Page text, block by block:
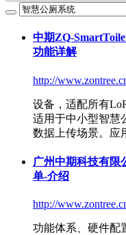
中期ZQ-
功能详解
http://
设备，适配所有
适用于中小型智慧
数据上传场景。应
广州中期科技有限
单-介绍
http://
功能体系、硬件配